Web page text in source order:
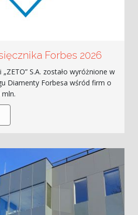
Forbes 2026
S.A. zostało wyróżnione w
Diamenty Forbesa wśród firm o